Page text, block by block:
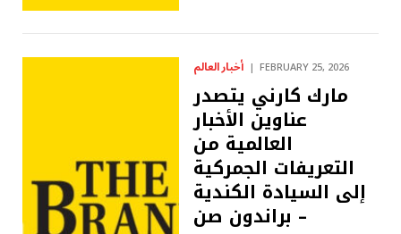
أخبار العالم FEBRUARY 25, 2026
مارك كارني يتصدر
عناوين الأخبار
العالمية من
التعريفات الجمركية
إلى السيادة الكندية
– براندون صن